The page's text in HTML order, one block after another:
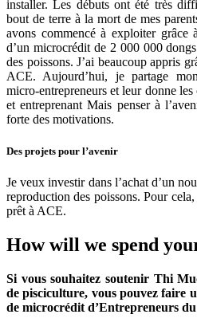
installer. Les débuts ont été très
bout de terre à la mort de mes
avons commencé à exploiter
d’un microcrédit de 2 000 000
des poissons. J’ai beaucoup appris
ACE. Aujourd’hui, je partage
micro-entrepreneurs et leur donne
et entreprenant Mais penser à
forte des motivations.
Des projets pour l’avenir
Je veux investir dans l’achat d’un
reproduction des poissons. Pour
prêt à ACE.
How will we spend
Si vous souhaitez soutenir Thi
de pisciculture, vous pouvez faire
de microcrédit d’Entrepreneurs